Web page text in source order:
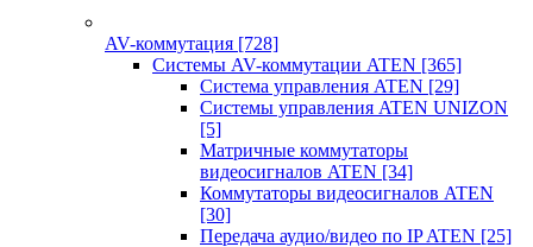
AV-коммутация [728]
Системы AV-коммутации ATEN [365]
Система управления ATEN [29]
Системы управления ATEN UNIZON
[5]
Матричные коммутаторы
видеосигналов ATEN [34]
Коммутаторы видеосигналов ATEN
[30]
Передача аудио/видео по IP ATEN [25]